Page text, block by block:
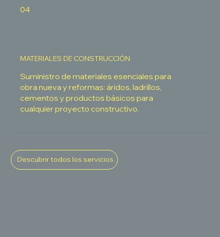
04
MATERIALES DE CONSTRUCCIÓN
Suministro de materiales esenciales para
obra nueva y reformas: áridos, ladrillos,
cementos y productos básicos para
cualquier proyecto constructivo.
Descubrir todos los servicios